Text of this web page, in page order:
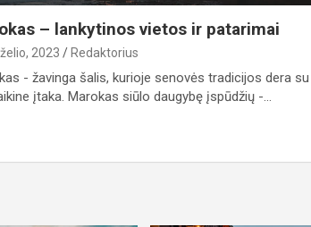
– lankytinos vietos ir patarimai
2023 Redaktorius
- žavinga šalis, kurioje senovės tradicijos dera su
įtaka. Marokas siūlo daugybę įspūdžių -…